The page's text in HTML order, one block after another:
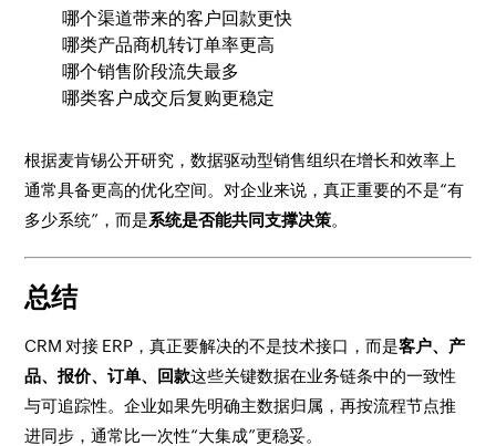
哪个渠道带来的客户回款更快
哪类产品商机转订单率更高
哪个销售阶段流失最多
哪类客户成交后复购更稳定
根据麦肯锡公开研究，数据驱动型销售组织在增长和效率上
通常具备更高的优化空间。对企业来说，真正重要的不是“有
多少系统”，而是系统是否能共同支撑决策。
总结
CRM 对接 ERP，真正要解决的不是技术接口，而是客户、产
品、报价、订单、回款这些关键数据在业务链条中的一致性
与可追踪性。企业如果先明确主数据归属，再按流程节点推
进同步，通常比一次性“大集成”更稳妥。